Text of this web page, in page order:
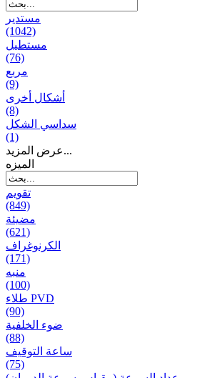
مستدير
(1042)
مستطيل
(76)
مربع
(9)
أشكال أخرى
(8)
سداسي الشكل
(1)
عرض المزيد...
المیزه
تقويم
(849)
مضيئة
(621)
الكرنوغراف
(171)
منبه
(100)
طلاء PVD
(90)
ضوء الخلفية
(88)
ساعة التوقيف
(75)